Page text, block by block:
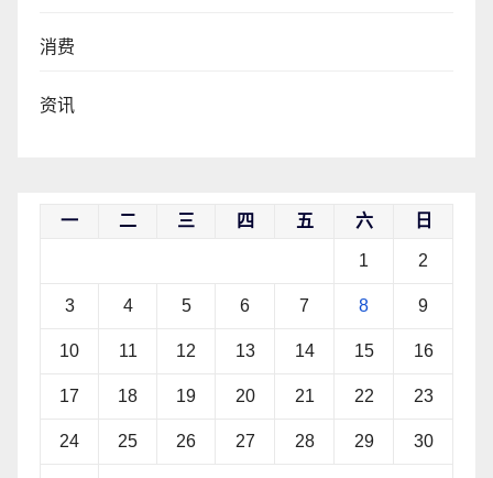
消费
资讯
一 二 三 四 五 六 日
1 2
3 4 5 6 7 8 9
10 11 12 13 14 15 16
17 18 19 20 21 22 23
24 25 26 27 28 29 30